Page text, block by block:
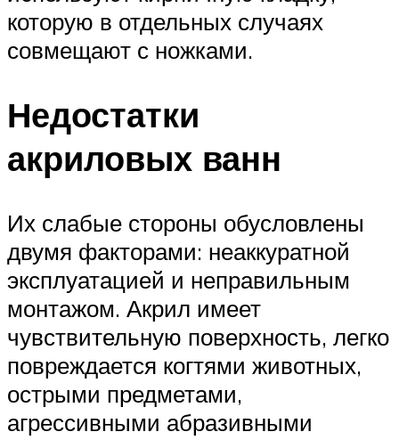
которую в отдельных случаях
совмещают с ножками.
Недостатки
акриловых ванн
Их слабые стороны обусловлены
двумя факторами: неаккуратной
эксплуатацией и неправильным
монтажом. Акрил имеет
чувствительную поверхность, легко
повреждается когтями животных,
острыми предметами,
агрессивными абразивными